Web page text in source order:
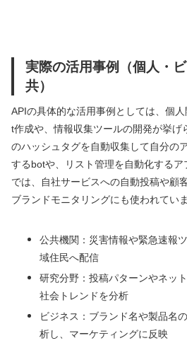
実際の活用事例（個人・
共）
APIの具体的な活用事例としては、個
t作成や、情報収集ツールの開発が挙げ
のハッシュタグを自動収集して自分の
するbotや、リスト管理を自動化するア
では、自社サービスへの自動投稿や顧
ブランドモニタリングにも使われていま
公共機関：災害情報や緊急速報
域住民へ配信
研究分野：投稿パターンやネッ
社会トレンドを分析
ビジネス：ブランド名や製品名
析し、マーケティングに反映